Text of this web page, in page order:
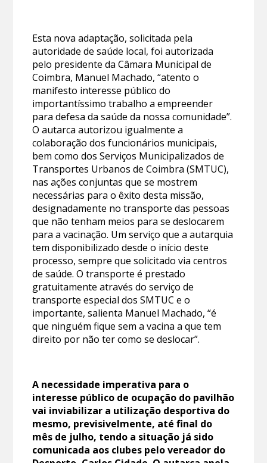
Esta nova adaptação, solicitada pela
autoridade de saúde local, foi autorizada
pelo presidente da Câmara Municipal de
Coimbra, Manuel Machado, “atento o
manifesto interesse público do
importantíssimo trabalho a empreender
para defesa da saúde da nossa comunidade”.
O autarca autorizou igualmente a
colaboração dos funcionários municipais,
bem como dos Serviços Municipalizados de
Transportes Urbanos de Coimbra (SMTUC),
nas ações conjuntas que se mostrem
necessárias para o êxito desta missão,
designadamente no transporte das pessoas
que não tenham meios para se deslocarem
para a vacinação. Um serviço que a autarquia
tem disponibilizado desde o início deste
processo, sempre que solicitado via centros
de saúde. O transporte é prestado
gratuitamente através do serviço de
transporte especial dos SMTUC e o
importante, salienta Manuel Machado, “é
que ninguém fique sem a vacina a que tem
direito por não ter como se deslocar”.
A necessidade imperativa para o
interesse público de ocupação do pavilhão
vai inviabilizar a utilização desportiva do
mesmo, previsivelmente, até final do
mês de julho, tendo a situação já sido
comunicada aos clubes pelo vereador do